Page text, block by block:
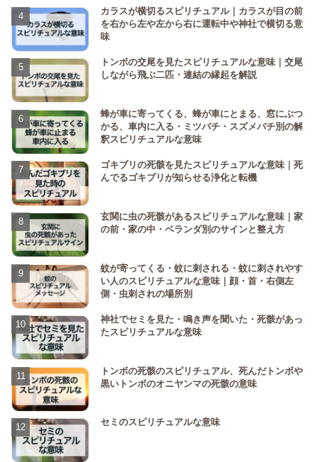
カラスが横切るスピリチュアル｜カラスが目の前
を右から左や左から右に運転中や神社で横切る意
味
トンボの交尾を見たスピリチュアルな意味｜交尾
しながら飛ぶ二匹・連結の縁起を解説
蜂が車に寄ってくる、蜂が車にとまる、窓にぶつ
かる、車内に入る・ミツバチ・スズメバチ別の解
釈スピリチュアルな意味
ゴキブリの死骸を見たスピリチュアルな意味｜死
んでるゴキブリが知らせる浄化と転機
玄関に虫の死骸があるスピリチュアルな意味｜家
の前・家の中・ベランダ別のサインと整え方
蚊が寄ってくる・蚊に刺される・蚊に刺されやす
い人のスピリチュアルな意味｜顔・首・右側左
側・虫刺されの場所別
神社でセミを見た・鳴き声を聞いた・死骸があっ
たスピリチュアルな意味
トンボの死骸のスピリチュアル、死んだトンボや
黒いトンボのオニヤンマの死骸の意味
セミのスピリチュアルな意味